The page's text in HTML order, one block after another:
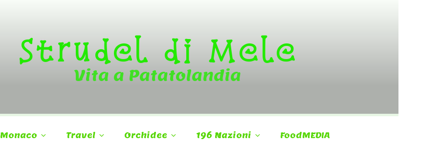
Strudel di Mele
Vita a Patatolandia
Monaco Travel Orchidee 196 Nazioni FoodMEDIA